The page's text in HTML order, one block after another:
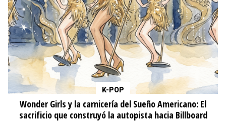
K-POP
Wonder Girls y la carnicería del Sueño Americano: El
sacrificio que construyó la autopista hacia Billboard